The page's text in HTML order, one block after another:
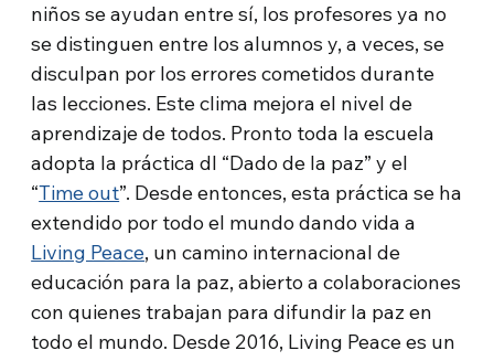
niños se ayudan entre sí, los profesores ya no
se distinguen entre los alumnos y, a veces, se
disculpan por los errores cometidos durante
las lecciones. Este clima mejora el nivel de
aprendizaje de todos. Pronto toda la escuela
adopta la práctica dl “Dado de la paz” y el
“Time out”. Desde entonces, esta práctica se ha
extendido por todo el mundo dando vida a
Living Peace, un camino internacional de
educación para la paz, abierto a colaboraciones
con quienes trabajan para difundir la paz en
todo el mundo. Desde 2016, Living Peace es un